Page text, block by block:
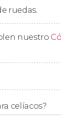
obtendréis
de
ruedas.
nuestro
celíacos?